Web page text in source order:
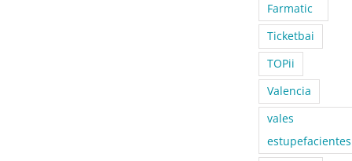
Farmatic
Ticketbai
TOPii
Valencia
vales
estupefacientes